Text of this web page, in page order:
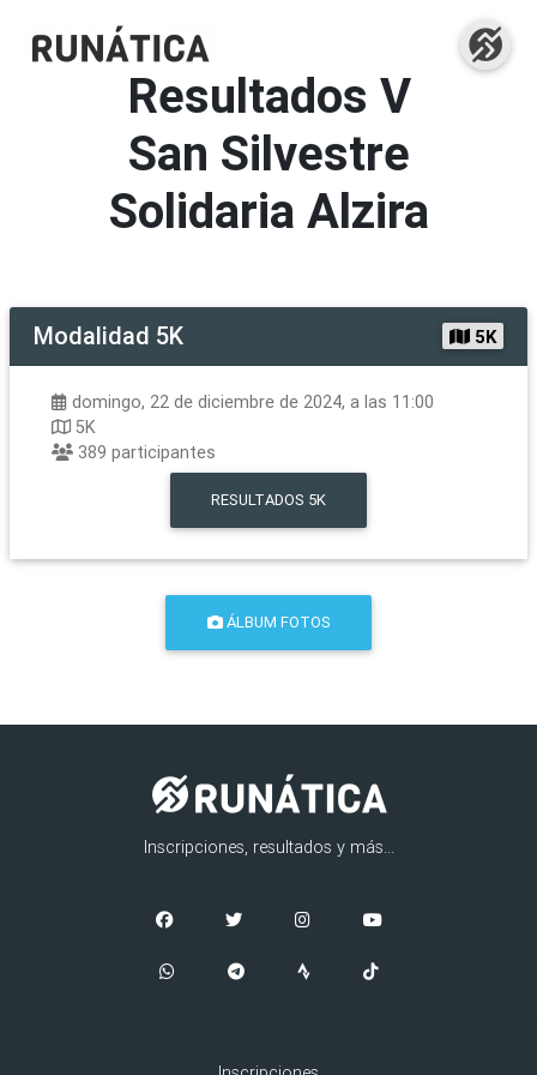
Resultados V
San Silvestre
Solidaria Alzira
Modalidad 5K 5K
domingo, 22 de diciembre de 2024, a las 11:00
5K
389 participantes
RESULTADOS 5K
ÁLBUM FOTOS
Inscripciones, resultados y más...